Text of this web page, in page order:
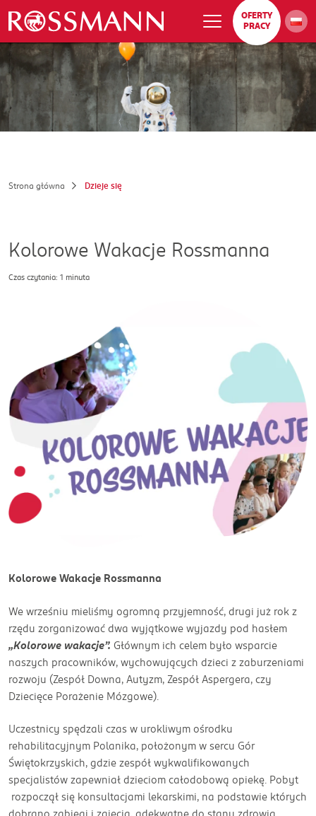
OFERTY
PRACY
Strona główna Dzieje się
Kolorowe Wakacje Rossmanna
Czas czytania: 1 minuta
Kolorowe Wakacje Rossmanna
We wrześniu mieliśmy ogromną przyjemność, drugi już rok z
rzędu zorganizować dwa wyjątkowe wyjazdy pod hasłem
„Kolorowe wakacje”. Głównym ich celem było wsparcie
naszych pracowników, wychowujących dzieci z zaburzeniami
rozwoju (Zespół Downa, Autyzm, Zespół Aspergera, czy
Dziecięce Porażenie Mózgowe).
Uczestnicy spędzali czas w urokliwym ośrodku
rehabilitacyjnym Polanika, położonym w sercu Gór
Świętokrzyskich, gdzie zespół wykwalifikowanych
specjalistów zapewniał dzieciom całodobową opiekę. Pobyt
rozpoczął się konsultacjami lekarskimi, na podstawie których